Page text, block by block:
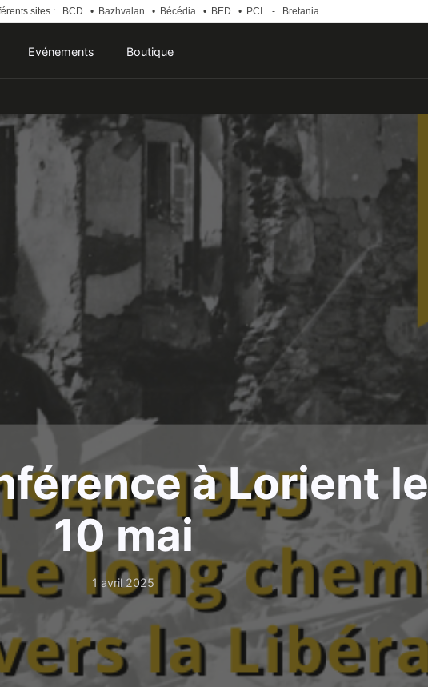
sites : BCD • Bazhvalan • Bécédia • BED • PCI - Bretania
Evénements Boutique
à Lorient le
10 mai
1 avril 2025